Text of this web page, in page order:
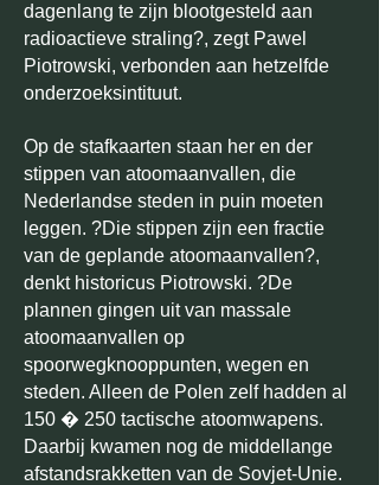
dagenlang te zijn blootgesteld aan
radioactieve straling?, zegt Pawel
Piotrowski, verbonden aan hetzelfde
onderzoeksintituut.
Op de stafkaarten staan her en der
stippen van atoomaanvallen, die
Nederlandse steden in puin moeten
leggen. ?Die stippen zijn een fractie
van de geplande atoomaanvallen?,
denkt historicus Piotrowski. ?De
plannen gingen uit van massale
atoomaanvallen op
spoorwegknooppunten, wegen en
steden. Alleen de Polen zelf hadden al
150 � 250 tactische atoomwapens.
Daarbij kwamen nog de middellange
afstandsrakketten van de Sovjet-Unie.